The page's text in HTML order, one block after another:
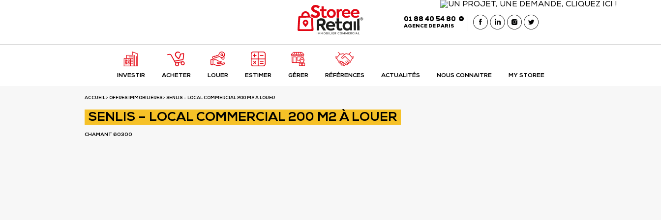
01 88 40 54 80
AGENCE DE PARIS
INVESTIR ACHETER LOUER ESTIMER GÉRER RÉFÉRENCES ACTUALITÉS NOUS CONNAITRE MY STOREE
ACCUEIL> OFFRES IMMOBILIÈRES > SENLIS – LOCAL COMMERCIAL 200 M2 À LOUER
SENLIS – LOCAL COMMERCIAL 200 M2 À LOUER
CHAMANT 60300
Cette offre vous intéresse ? Je souhaite être rappelé Contacter Storee Retail
SENLIS – LOCAL COMMERCIAL 200 M2 À LOUER